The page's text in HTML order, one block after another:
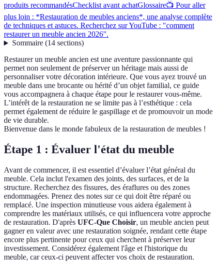
produits recommandésChecklist avant achatGlossaire📺 Pour aller
plus loin : *Restauration de meubles anciens*, une analyse complète
de techniques et astuces. Recherchez sur YouTube : "comment
restaurer un meuble ancien 2026".
Sommaire(14 sections)
Restaurer un meuble ancien est une aventure passionnante qui
permet non seulement de préserver un héritage mais aussi de
personnaliser votre décoration intérieure. Que vous ayez trouvé un
meuble dans une brocante ou hérité d’un objet familial, ce guide
vous accompagnera à chaque étape pour le restaurer vous-même.
L’intérêt de la restauration ne se limite pas à l’esthétique : cela
permet également de réduire le gaspillage et de promouvoir un mode
de vie durable.
Bienvenue dans le monde fabuleux de la restauration de meubles !
Étape 1 : Évaluer l'état du meuble
Avant de commencer, il est essentiel d’évaluer l’état général du
meuble. Cela inclut l'examen des joints, des surfaces, et de la
structure. Recherchez des fissures, des éraflures ou des zones
endommagées. Prenez des notes sur ce qui doit être réparé ou
remplacé. Une inspection minutieuse vous aidera également à
comprendre les matériaux utilisés, ce qui influencera votre approche
de restauration. D'après UFC-Que Choisir, un meuble ancien peut
gagner en valeur avec une restauration soignée, rendant cette étape
encore plus pertinente pour ceux qui cherchent à préserver leur
investissement. Considérez également l'âge et l'historique du
meuble, car ceux-ci peuvent affecter vos choix de restauration.